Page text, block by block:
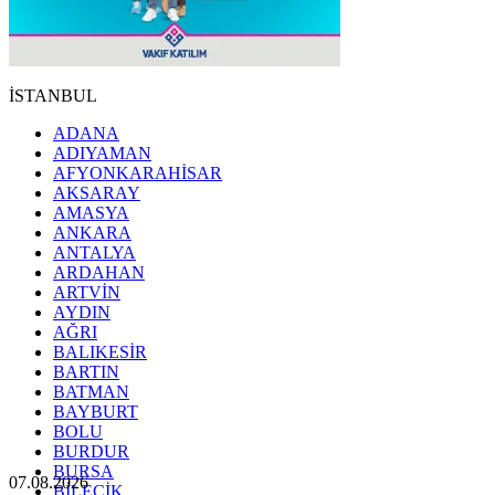
İSTANBUL
ADANA
ADIYAMAN
AFYONKARAHİSAR
AKSARAY
AMASYA
ANKARA
ANTALYA
ARDAHAN
ARTVİN
AYDIN
AĞRI
BALIKESİR
BARTIN
BATMAN
BAYBURT
BOLU
BURDUR
BURSA
07.08.2026